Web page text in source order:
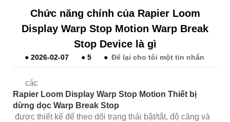
Chức năng chính của Rapier Loom
Display Warp Stop Motion Warp Break
Stop Device là gì
● 2026-02-07 ● 5 ● Để lại cho tôi một tin nhắn
các
Rapier Loom Display Warp Stop Motion Thiết bị
dừng dọc Warp Break Stop
được thiết kế để theo dõi trạng thái bật/tắt, độ căng và